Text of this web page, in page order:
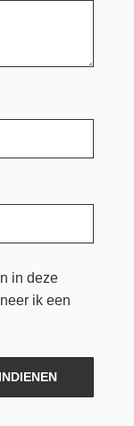
in deze
ik een
INDIENEN